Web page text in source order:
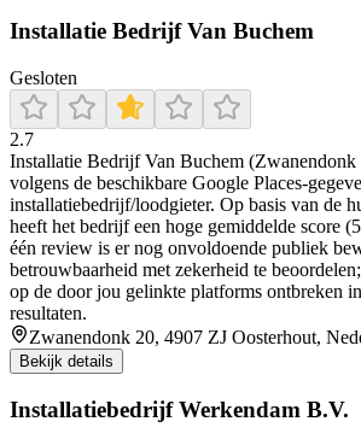
Installatie Bedrijf Van Buchem
Gesloten
2.7
Installatie Bedrijf Van Buchem (Zwanendonk
volgens de beschikbare Google Places-
installatiebedrijf/loodgieter. Op basis van de
heeft het bedrijf een hoge gemiddelde score
één review is er nog onvoldoende publiek
betrouwbaarheid met zekerheid te
op de door jou gelinkte platforms ontbreken
resultaten.
Zwanendonk 20, 4907 ZJ Oosterhout,
Bekijk details
Installatiebedrijf Werkendam B.V.